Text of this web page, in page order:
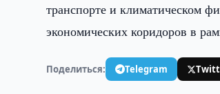
транспорте и климатическом
экономических коридоров в
Поделиться: Telegram